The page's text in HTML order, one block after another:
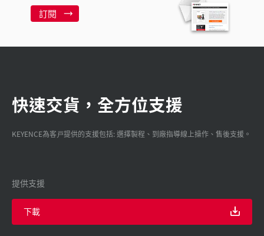
訂閱
快速交貨，全方位支援
KEYENCE為客戸提供的支援包括: 選擇製程、到廠指導線上操作、售後支援。
提供支援
下載